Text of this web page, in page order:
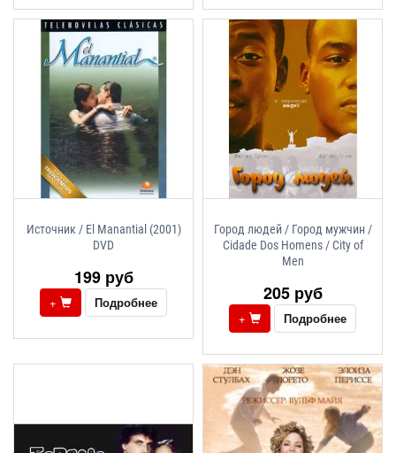
Источник / El Manantial (2001)
DVD
199 руб
+ Подробнее
Город людей / Город мужчин /
Cidade Dos Homens / City of
Men
205 руб
+ Подробнее